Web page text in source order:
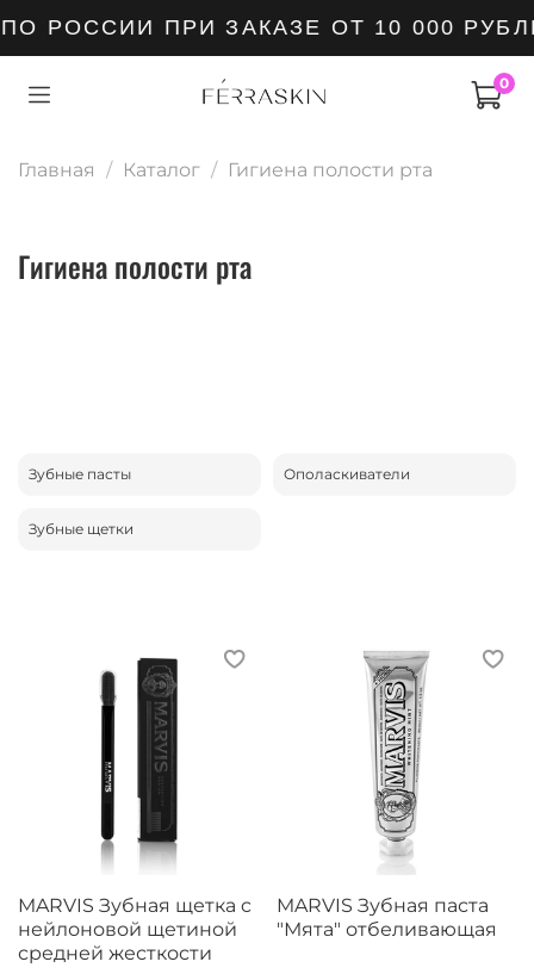
РОССИИ ПРИ ЗАКАЗЕ ОТ 10 000
0
Главная Каталог Гигиена полости рта
Гигиена полости рта
Зубные пасты Ополаскиватели
Зубные щетки
MARVIS Зубная щетка c
нейлоновой щетиной
средней жесткости
MARVIS Зубная паста
"Мята" отбеливающая